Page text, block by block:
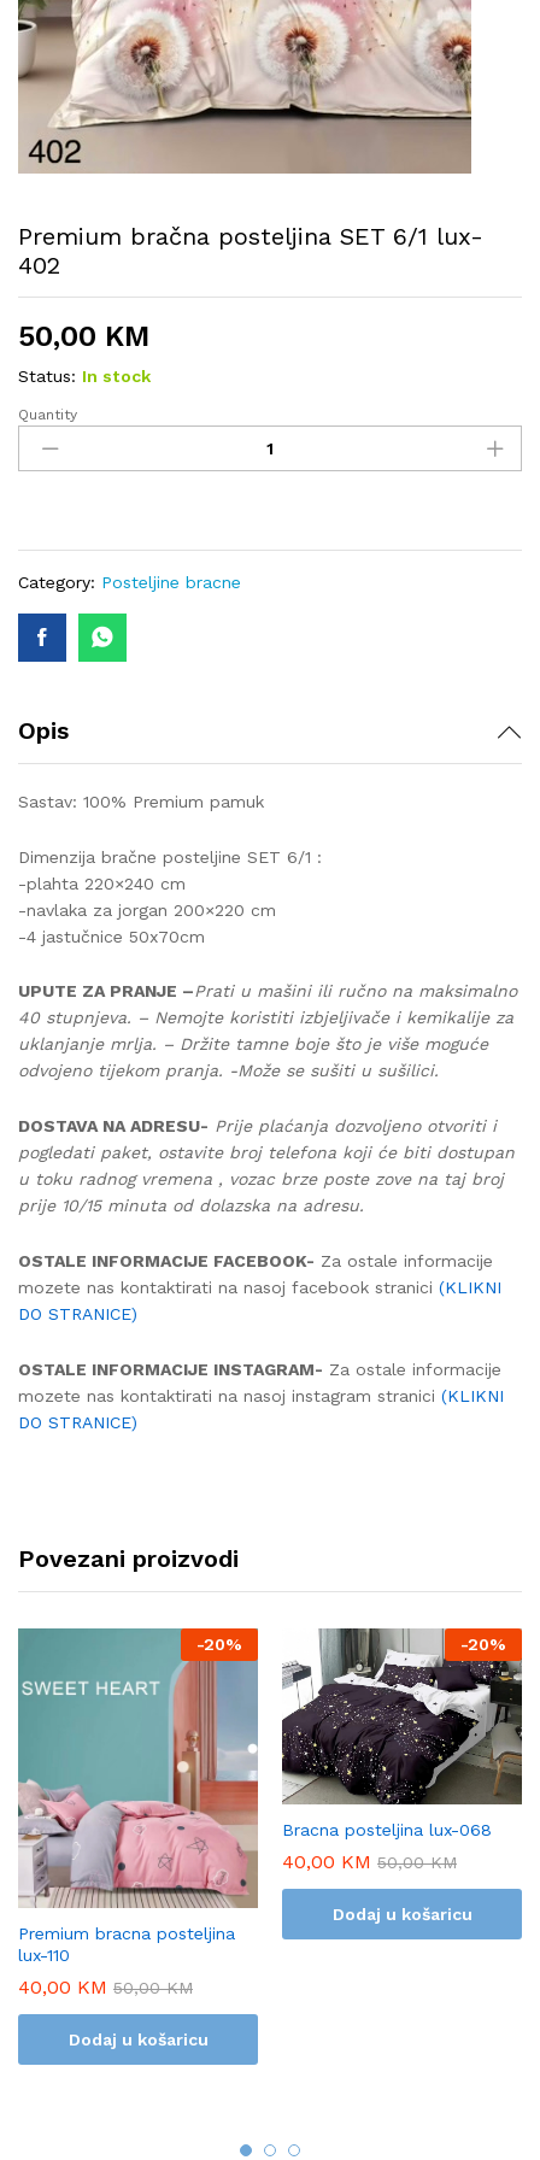
Premium bračna posteljina SET 6/1 lux-
402
50,00 KM
Status: In stock
Premium
bračna
posteljina
lux-
402
Quantity
Category: Posteljine bracne
Opis
Sastav: 100% Premium pamuk
Dimenzija bračne posteljine SET 6/1 :
-plahta 220×240 cm
-navlaka za jorgan 200×220 cm
-4 jastučnice 50x70cm
UPUTE ZA PRANJE –Prati u mašini ili ručno na maksimalno
40 stupnjeva. – Nemojte koristiti izbjeljivače i kemikalije za
uklanjanje mrlja. – Držite tamne boje što je više moguće
odvojeno tijekom pranja. -Može se sušiti u sušilici.
DOSTAVA NA ADRESU- Prije plaćanja dozvoljeno otvoriti i
pogledati paket, ostavite broj telefona koji će biti dostupan
u toku radnog vremena , vozac brze poste zove na taj broj
prije 10/15 minuta od dolazska na adresu.
OSTALE INFORMACIJE FACEBOOK- Za ostale informacije
mozete nas kontaktirati na nasoj facebook stranici (KLIKNI
DO STRANICE)
OSTALE INFORMACIJE INSTAGRAM- Za ostale informacije
mozete nas kontaktirati na nasoj instagram stranici (KLIKNI
DO STRANICE)
Povezani proizvodi
-20%
Premium bracna posteljina
lux-110
40,00 KM 50,00KM
Dodaj u košaricu
-20%
Bracna posteljina lux-068
40,00 KM 50,00KM
Dodaj u košaricu